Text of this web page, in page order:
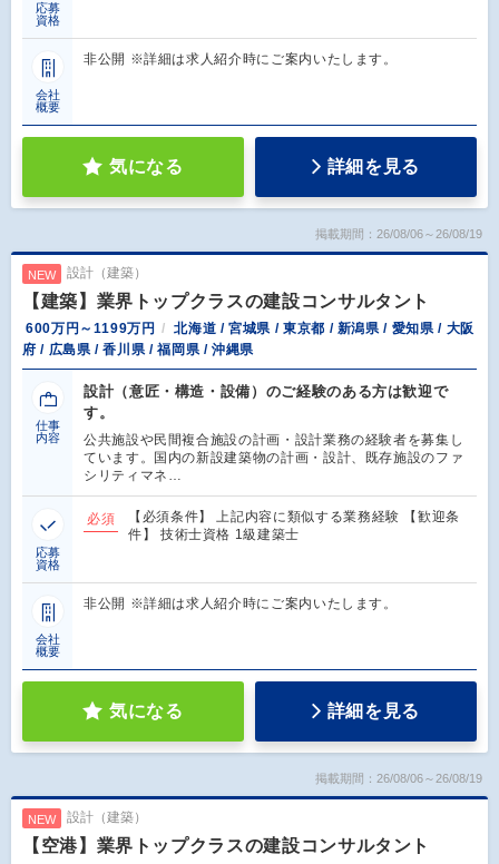
応募
資格
会社
概要
非公開 ※詳細は求人紹介時にご案内いたします。
気になる 詳細を見る
掲載期間：26/08/06～26/08/19
NEW 設計（建築）
【建築】業界トップクラスの建設コンサルタント
600万円～1199万円
北海道 / 宮城県 / 東京都 / 新潟県 / 愛知県 / 大阪
府 / 広島県 / 香川県 / 福岡県 / 沖縄県
仕事
内容
設計（意匠・構造・設備）のご経験のある方は歓迎で
す。
公共施設や民間複合施設の計画・設計業務の経験者を募集し
ています。国内の新設建築物の計画・設計、既存施設のファ
シリティマネ…
応募
資格
必須
【必須条件】 上記内容に類似する業務経験 【歓迎条
件】 技術士資格 1級建築士
会社
概要
非公開 ※詳細は求人紹介時にご案内いたします。
気になる 詳細を見る
掲載期間：26/08/06～26/08/19
NEW 設計（建築）
【空港】業界トップクラスの建設コンサルタント